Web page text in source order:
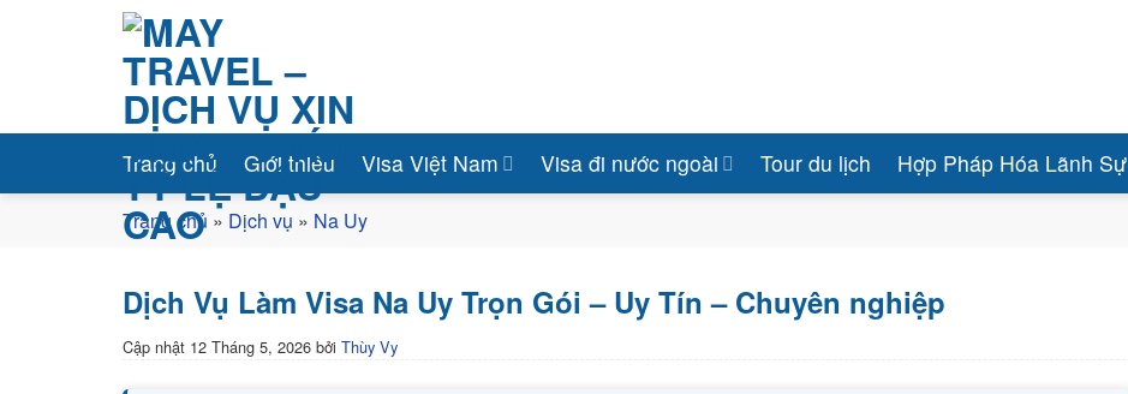
Trang chủ Giới thiệu Visa Việt Nam Visa đi nước ngoài Tour du lịch Hợp Pháp Hóa Lãnh Sự
Trang chủ » Dịch vụ » Na Uy
Dịch Vụ Làm Visa Na Uy Trọn Gói – Uy Tín – Chuyên nghiệp
Cập nhật 12 Tháng 5, 2026 bởi Thùy Vy